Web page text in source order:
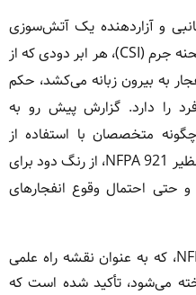
و آزاردهنده یک آتش‌سوزی
است؛ اما برای کارشناسان بررسی صحنه جرم (CSI)، هر ابر دودی که از
به بیرون زبانه می‌کشد، حکم
را دارد. گزارش پیش رو به
متخصصان با استفاده از
قوانین فیزیک نور و استانداردهایی نظیر NFPA 921، از رنگ دود برای
حتی احتمال وقوع انفجارهای
در اسناد استانداردی نظیر NFPA 921، که به عنوان نقشه راه علمی
می‌شود، تأکید شده است که